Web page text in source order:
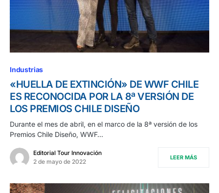
Industrias
«HUELLA DE EXTINCIÓN» DE WWF CHILE
ES RECONOCIDA POR LA 8ª VERSIÓN DE
LOS PREMIOS CHILE DISEÑO
Durante el mes de abril, en el marco de la 8ª versión de los
Premios Chile Diseño, WWF…
Editorial Tour Innovación
2 de mayo de 2022
LEER MÁS